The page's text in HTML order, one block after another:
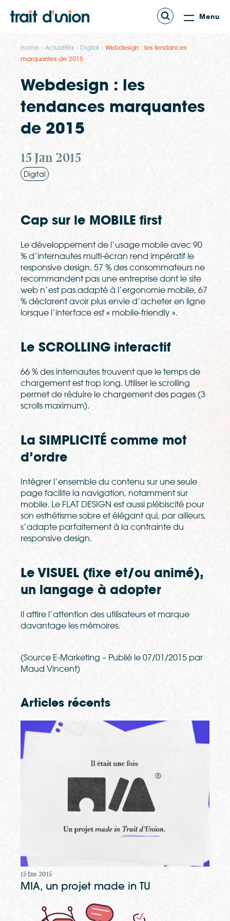
Menu
Home Actualités Digital
Webdesign : les tendances
marquantes de 2015
Webdesign : les
tendances marquantes
de 2015
15 Jan 2015
Digital
Cap sur le MOBILE first
Le développement de l’usage mobile avec 90
% d’internautes multi-écran rend impératif le
responsive design. 57 % des consommateurs ne
recommandent pas une entreprise dont le site
web n’est pas adapté à l’ergonomie mobile, 67
% déclarent avoir plus envie d’acheter en ligne
lorsque l’interface est « mobile-friendly ».
Le SCROLLING interactif
66 % des internautes trouvent que le temps de
chargement est trop long. Utiliser le scrolling
permet de réduire le chargement des pages (3
scrolls maximum).
La SIMPLICITÉ comme mot
d’ordre
Intégrer l’ensemble du contenu sur une seule
page facilite la navigation, notamment sur
mobile. Le FLAT DESIGN est aussi plébiscité pour
son esthétisme sobre et élégant qui, par ailleurs,
s’adapte parfaitement à la contrainte du
responsive design.
Le VISUEL (fixe et/ou animé),
un langage à adopter
Il attire l’attention des utilisateurs et marque
davantage les mémoires.
(Source E-Marketing – Publié le 07/01/2015 par
Maud Vincent)
Articles récents
15 Jan 2015
MIA, un projet made in TU